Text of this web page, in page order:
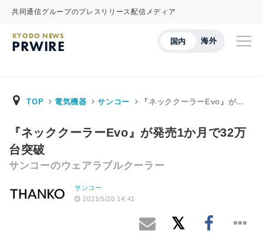
共同通信グループのプレスリリース配信メディア
国内 海外
KYODO NEWS
PRWIRE
TOP 電気機器 サンコー 『ネッククーラーEvo』が…
『ネッククーラーEvo』が発売1か月で32万
台突破
サンコーのウェアラブルクーラー
サンコー
2021/5/20 14:41